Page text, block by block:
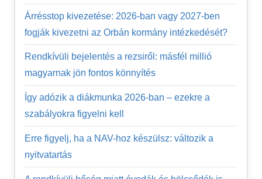
Árrésstop kivezetése: 2026-ban vagy 2027-ben
fogják kivezetni az Orbán kormány intézkedését?
Rendkívüli bejelentés a rezsiről: másfél millió
magyarnak jön fontos könnyítés
Így adózik a diákmunka 2026-ban – ezekre a
szabályokra figyelni kell
Erre figyelj, ha a NAV-hoz készülsz: változik a
nyitvatartás